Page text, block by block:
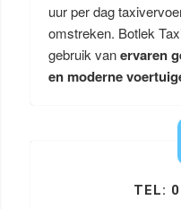
uur per dag
omstreken. Botlek
gebruik vanervaren
en moderne
TEL: